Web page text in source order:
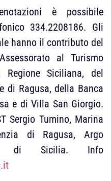
è possibile
334.2208186. Gli
hanno il contributo del
al Turismo
Siciliana, del
di Ragusa, della Banca
e di Villa San Giorgio.
Sergio Tumino, Marina
di Ragusa, Argo
di Sicilia. Info